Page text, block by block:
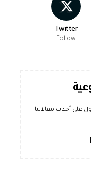
Twitter
Follow
على أحدث مقالاتنا